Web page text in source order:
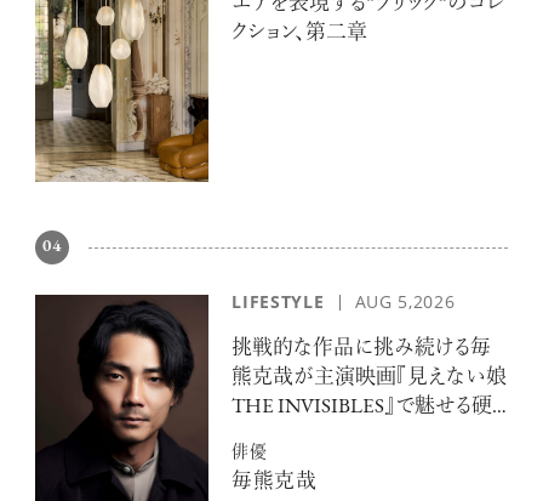
クション、第二章
04
LIFESTYLE AUG 5,2026
挑戦的な作品に挑み続ける毎
熊克哉が主演映画『見えない娘
THE INVISIBLES』で魅せる硬
俳優
毎熊克哉